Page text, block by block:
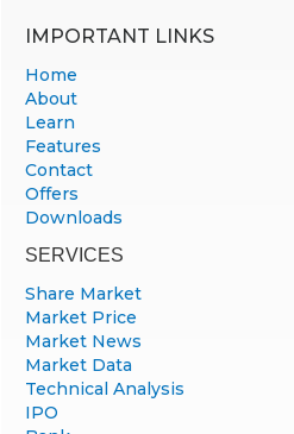
IMPORTANT LINKS
Home
About
Learn
Features
Contact
Offers
Downloads
SERVICES
Share Market
Market Price
Market News
Market Data
Technical Analysis
IPO